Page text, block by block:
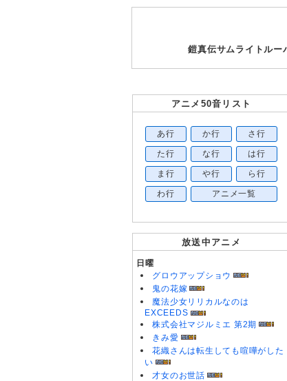
鎧真伝サムライトルー
アニメ50音リスト
あ行 か行 さ行
た行 な行 は行
ま行 や行 ら行
わ行 アニメ一覧
放送中アニメ
日曜
グロウアップショウ
鬼の花嫁
魔法少女リリカルなのは
EXCEEDS
株式会社マジルミエ 第2期
きみ愛
花織さんは転生しても喧嘩がした
い
才女のお世話